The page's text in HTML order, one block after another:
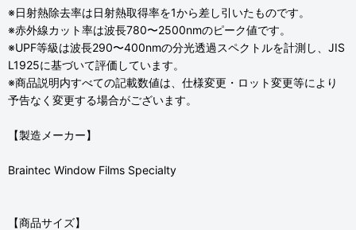
※日射熱除去率は日射熱取得率を1から差し引いたものです。
※赤外線カット率は波長780〜2500nmのピーク値です。
※UPF等級は波長290〜400nmの分光透過スペクトルを計測し、JIS
L1925に基づいて評価しています。
※商品説明内すべての記載数値は、仕様変更・ロット変更等により
予告なく変更する場合がございます。
【製造メーカー】
Braintec Window Films Specialty
【商品サイズ】